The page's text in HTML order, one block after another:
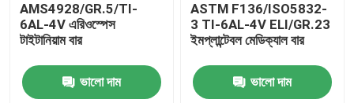
টাইটানিয়াম পাউডার
AMS4928/GR.5/TI-
6AL-4V এরিওস্পেস
টাইটানিয়াম বার
ভালো দাম
ASTM F136/ISO5832-
3 TI-6AL-4V ELI/GR.23
ইমপ্লান্টেবল মেডিক্যাল বার
ভালো দাম